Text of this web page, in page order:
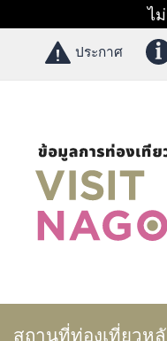
ไ
ประกาศ
สถานที่ท่องเที่ยวห